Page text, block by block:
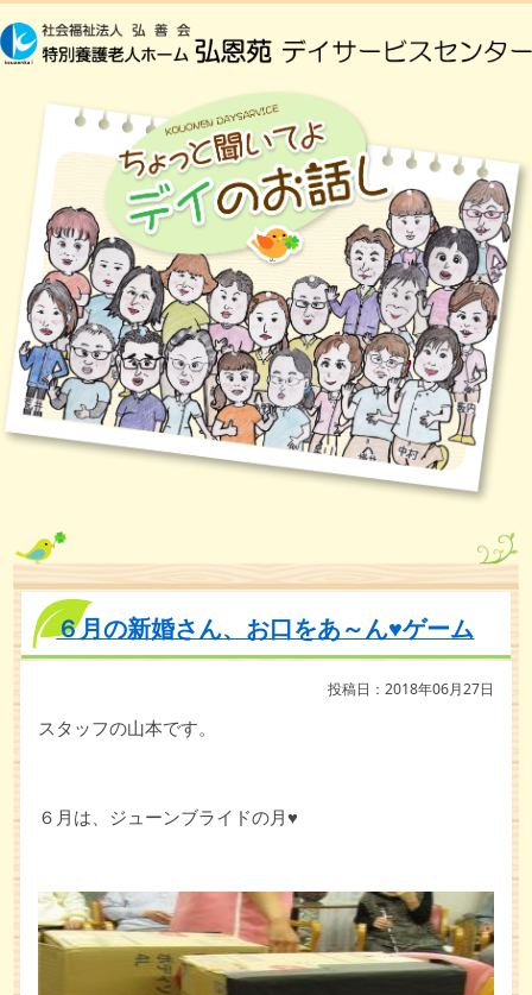
６月の新婚さん、お口をあ～ん♥ゲーム
投稿日：2018年06月27日
スタッフの山本です。
６月は、ジューンブライドの月♥